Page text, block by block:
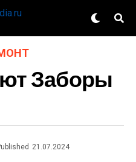
Заборы
21.07.2024